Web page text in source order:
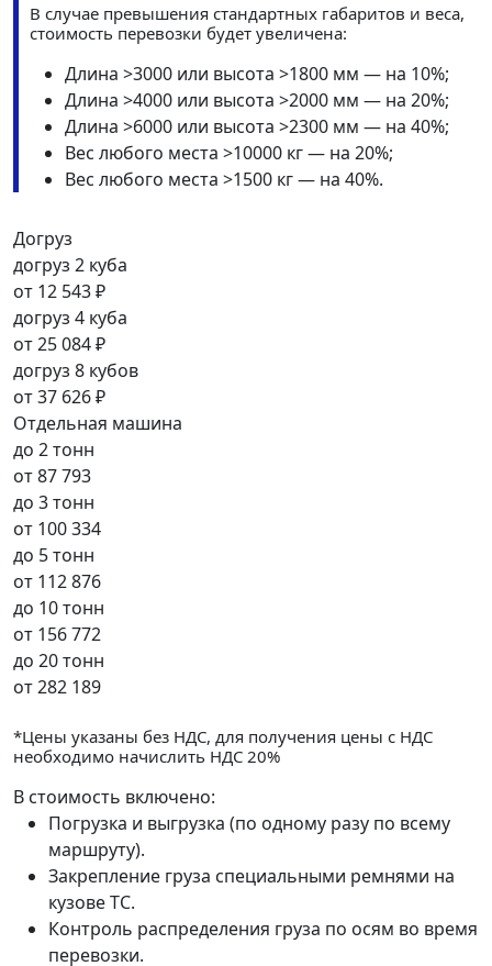
В случае превышения стандартных габаритов и веса,
стоимость перевозки будет увеличена:
Длина >3000 или высота >1800 мм — на 10%;
Длина >4000 или высота >2000 мм — на 20%;
Длина >6000 или высота >2300 мм — на 40%;
Вес любого места >10000 кг — на 20%;
Вес любого места >1500 кг — на 40%.
Догруз
догруз 2 куба
от 12 543 ₽
догруз 4 куба
от25 084 ₽
догруз 8 кубов
от37 626 ₽
Отдельная машина
до 2 тонн
от87 793
до 3 тонн
от 100 334
до 5 тонн
от 112 876
до 10 тонн
от 156 772
до 20 тонн
от282 189
*Цены указаны без НДС, для получения цены с НДС
необходимо начислить НДС 20%
В стоимость включено:
Погрузка и выгрузка (по одному разу по всему
маршруту).
Закрепление груза специальными ремнями на
кузове ТС.
Контроль распределения груза по осям во время
перевозки.